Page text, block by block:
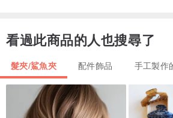
裝洗衣袋內水洗。
＊設計師小叮嚀＊
如有任何疑問，歡迎連絡設計師。
產地/製造方式
看過此商品的人也搜尋了
髮夾/鯊魚夾 配件飾品 手工製作